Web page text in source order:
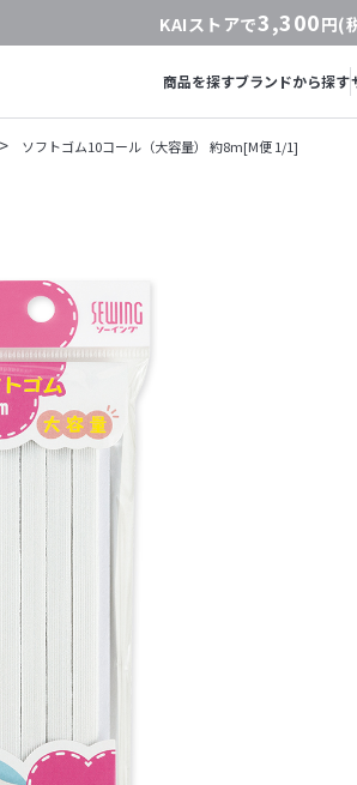
KAIストアで3,300円(
商品を探すブランドから探す
> ソフトゴム10コール（大容量） 約8m[M便 1/1]